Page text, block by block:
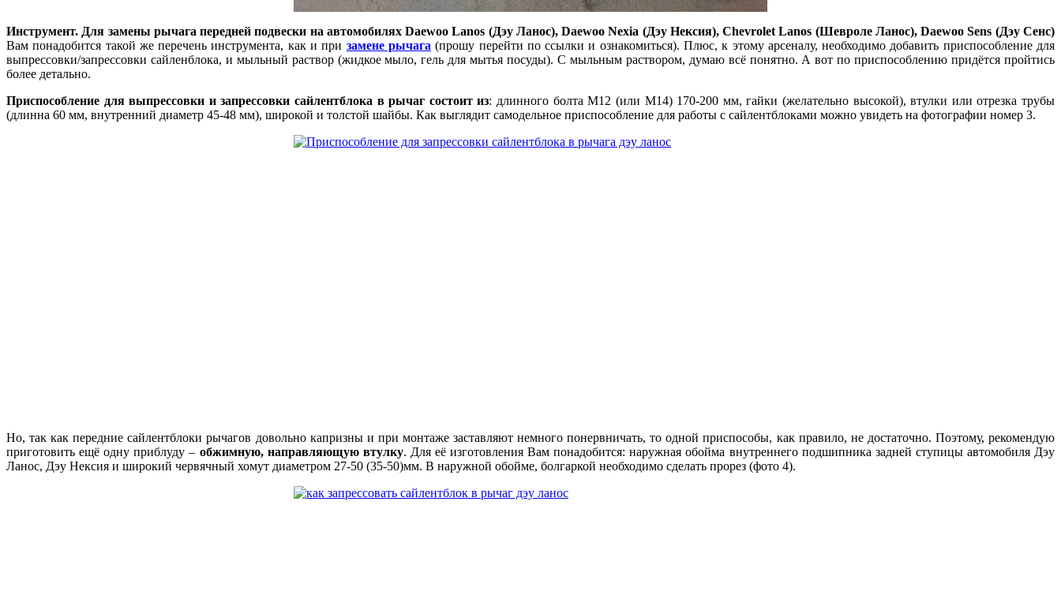
Инструмент. Для замены рычага передней подвески на автомобилях Daewoo Lanos (Дэу Ланос), Daewoo Nexia (Дэу Нексия), Chevrolet Lanos (Шевроле Ланос), Daewoo Sens (Дэу Сенс)
Вам понадобится такой же перечень инструмента, как и при замене рычага (прошу перейти по ссылки и ознакомиться). Плюс, к этому арсеналу, необходимо добавить приспособление для
выпрессовки/запрессовки сайленблока, и мыльный раствор (жидкое мыло, гель для мытья посуды). С мыльным раствором, думаю всё понятно. А вот по приспособлению придётся пройтись
более детально.
Приспособление для выпрессовки и запрессовки сайлентблока в рычаг состоит из: длинного болта М12 (или М14) 170-200 мм, гайки (желательно высокой), втулки или отрезка трубы
(длинна 60 мм, внутренний диаметр 45-48 мм), широкой и толстой шайбы. Как выглядит самодельное приспособление для работы с сайлентблоками можно увидеть на фотографии номер 3.
Но, так как передние сайлентблоки рычагов довольно капризны и при монтаже заставляют немного понервничать, то одной приспособы, как правило, не достаточно. Поэтому, рекомендую
приготовить ещё одну приблуду – обжимную, направляющую втулку. Для её изготовления Вам понадобится: наружная обойма внутреннего подшипника задней ступицы автомобиля Дэу
Ланос, Дэу Нексия и широкий червячный хомут диаметром 27-50 (35-50)мм. В наружной обойме, болгаркой необходимо сделать прорез (фото 4).